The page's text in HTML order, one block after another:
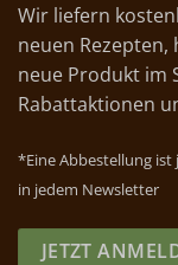
Wir liefern
neuen
neue Produkt im
Rabattaktionen
*Eine Abbestellung
in jedem Newsletter
JETZT